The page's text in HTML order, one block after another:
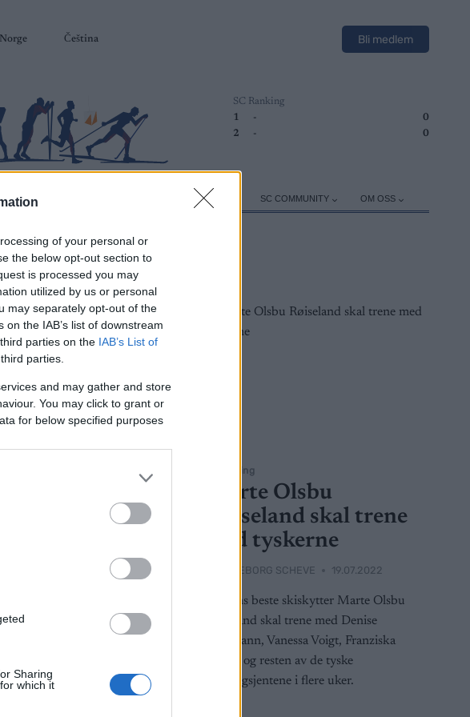
of your personal or
the below opt-out section to
is processed you may
utilized by us or personal
may separately opt-out of the
the IAB’s list of downstream
parties on the IAB’s List of
parties.
and may gather and store
You may click to grant or
for below specified purposes
Sharing
which it
Norge Čeština Bli medlem
SC Ranking
1
-
0
2
- 0
& RESULTATER UTSTYR SC COMMUNITY OM OSS
Jeanmonnot forsvarer seg
Skiskyting
Marte Olsbu
Røiseland skal trene
med tyskerne
INGEBORG SCHEVE 19.07.2022
Verdens beste skiskytter Marte Olsbu
Røiseland skal trene med Denise
Herrmann, Vanessa Voigt, Franziska
Preuss og resten av de tyske
landslagsjentene i flere uker.